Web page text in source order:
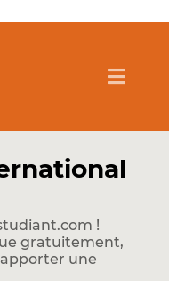
!
gratuitement,
une